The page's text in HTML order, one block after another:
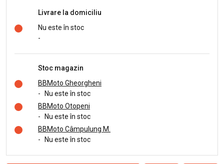
Livrare la domiciliu
Nu este în stoc
-
Stoc magazin
BBMoto Gheorgheni
-
Nu este în stoc
BBMoto Otopeni
-
Nu este în stoc
BBMoto Câmpulung M.
-
Nu este în stoc